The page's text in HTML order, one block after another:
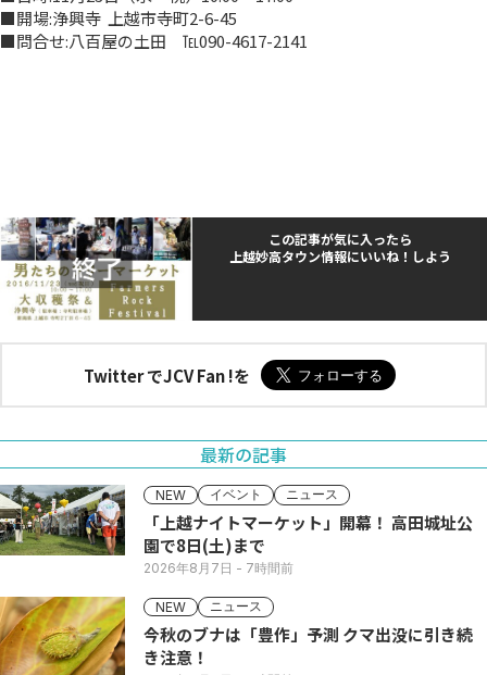
■開場:浄興寺 上越市寺町2-6-45
■問合せ:八百屋の土田 ℡090-4617-2141
この記事が気に入ったら
上越妙高タウン情報にいいね！しよう
Twitter でJCV Fan !を
最新の記事
NEW イベント ニュース
「上越ナイトマーケット」開幕！ 高田城址公
園で8日(土)まで
2026年8月7日 - 7時間前
NEW ニュース
今秋のブナは「豊作」予測 クマ出没に引き続
き注意！